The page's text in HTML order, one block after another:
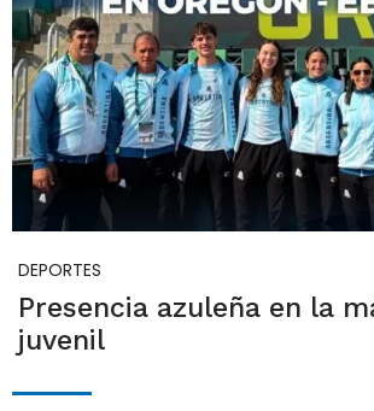
DEPORTES
Presencia azuleña en la
juvenil